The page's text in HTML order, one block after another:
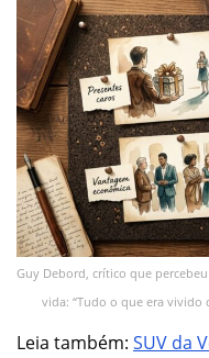
Guy Debord, crítico que
vida: “Tudo o que era vivido
Leia também: SUV da